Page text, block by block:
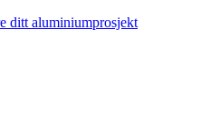
ditt aluminiumprosjekt